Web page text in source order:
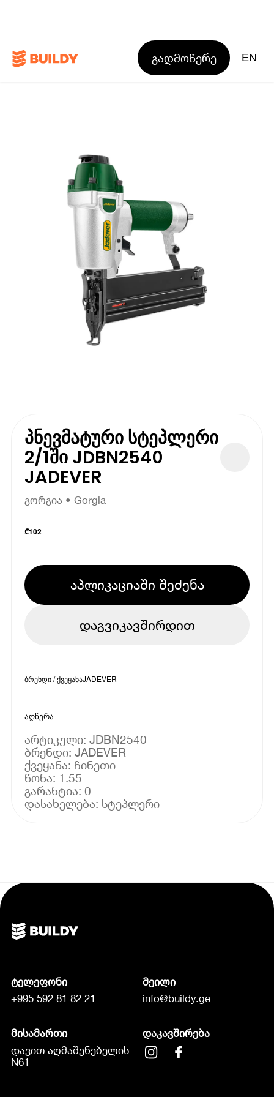
გადმოწერე EN
პნევმატური სტეპლერი
2/1ში JDBN2540
JADEVER
გორგია • Gorgia
₾102
აპლიკაციაში შეძენა
დაგვიკავშირდით
ბრენდი / ქვეყანაJADEVER
აღწერა
არტიკული: JDBN2540
ბრენდი: JADEVER
ქვეყანა: ჩინეთი
წონა: 1.55
გარანტია: 0
ტელეფონი
+995 592 81 82 21
მეილი
info@buildy.ge
მისამართი
დავით აღმაშენებელის
N61
დაკავშირება